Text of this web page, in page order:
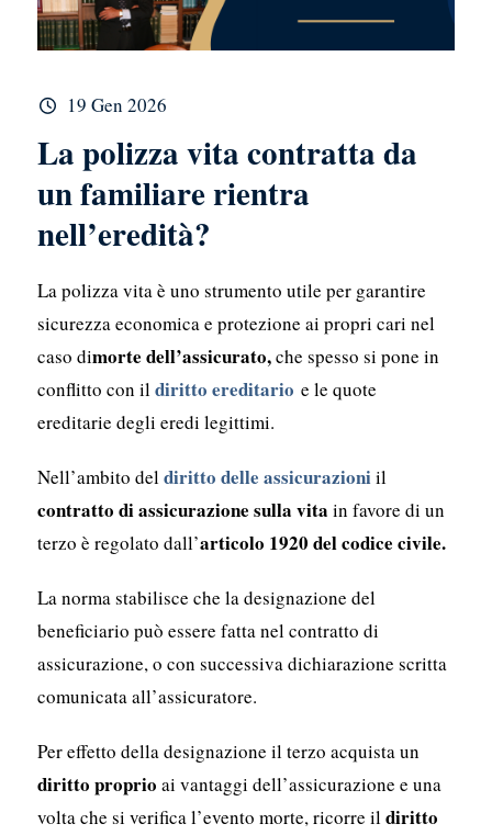
19 Gen 2026
La polizza vita contratta da
un familiare rientra
nell’eredità?
La polizza vita è uno strumento utile per garantire
sicurezza economica e protezione ai propri cari nel
caso dimorte dell’assicurato,che spesso si pone in
conflitto con ildiritto ereditario e le quote
ereditarie degli eredi legittimi.
Nell’ambito deldiritto delle assicurazioniil
contratto di assicurazione sulla vita in favore di un
terzo è regolato dall’articolo 1920 del codice civile.
La norma stabilisce che la designazione del
beneficiario può essere fatta nel contratto di
assicurazione, o con successiva dichiarazione scritta
comunicata all’assicuratore.
Per effetto della designazione il terzo acquista un
diritto proprio ai vantaggi dell’assicurazione e una
volta che si verifica l’evento morte, ricorre ildiritto